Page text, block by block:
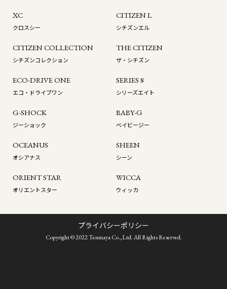
XC
クロスシー
CITIZEN L
シチズンエル
CITIZEN COLLECTION
シチズンコレクション
THE CITIZEN
ザ・シチズン
ECO-DRIVE ONE
エコ・ドライブワン
SERIES 8
シリーズエイト
G-SHOCK
ジーショック
BABY-G
ベイビージー
OCEANUS
オシアナス
SHEEN
シーン
ORIENT STAR
オリエントスター
WICCA
ウィッカ
プライバシーポリシー
Copyright © 2022 Tenmaya Co.,Ltd. All Rights Reserved.